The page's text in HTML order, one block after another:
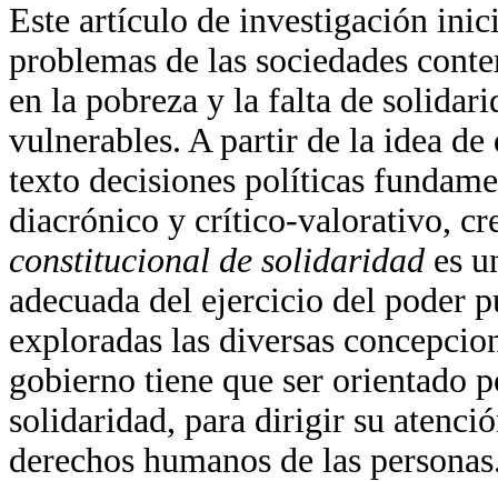
Este artículo de investigación
problemas de las sociedades
en la pobreza y la falta de
vulnerables. A partir de la idea
texto decisiones políticas
diacrónico y crítico-valorativo,
constitucional de solidaridad es
adecuada del ejercicio del poder
exploradas las diversas
gobierno tiene que ser orientado
solidaridad, para dirigir su
derechos humanos de las